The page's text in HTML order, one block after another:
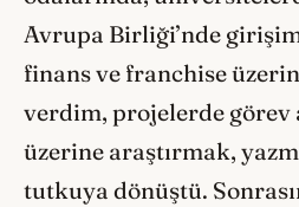
Avrupa Birliği’nde
finans ve franchise
verdim, projelerde
üzerine araştırmak,
tutkuya dönüştü.